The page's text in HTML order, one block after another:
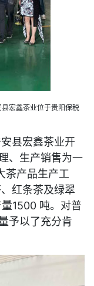
宏鑫茶业位于贵阳保税
县宏鑫茶业开
、生产销售为一
茶产品生产工
红条茶及绿翠
1500 吨。对普
予以了充分肯